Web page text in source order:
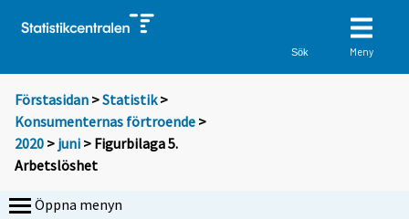
Sök Meny
Förstasidan >Statistik >
Konsumenternas förtroende >
2020 > juni > Figurbilaga 5.
Arbetslöshet
Öppna menyn